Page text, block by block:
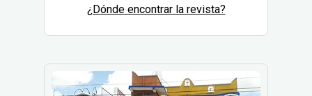
¿Dónde encontrar la revista?